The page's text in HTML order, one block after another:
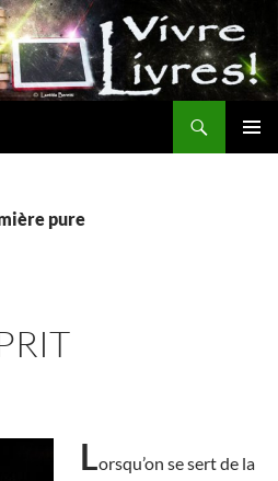
pure
Lorsqu’on se sert de la